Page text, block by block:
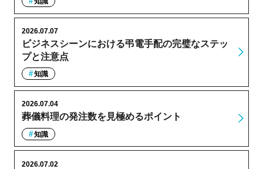
ビジネスシーンにおける弔電手配の完璧なステッ
プと注意点
2026.07.07
知識
葬儀料理の発注数を見極めるポイント
2026.07.04
知識
2026.07.02